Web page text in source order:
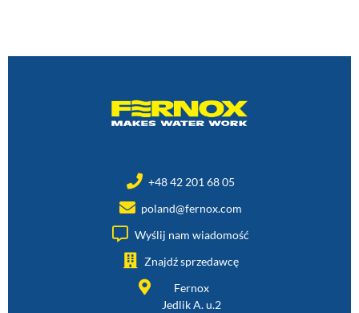
+48 42 201 68 05
poland@fernox.com
Wyślij nam wiadomość
Znajdź sprzedawcę
Fernox
Jedlik A. u.2